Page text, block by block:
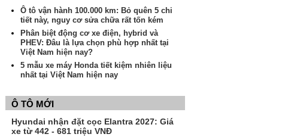
Ô tô vận hành 100.000 km: Bỏ quên 5 chi
tiết này, nguy cơ sửa chữa rất tốn kém
Phân biệt động cơ xe điện, hybrid và
PHEV: Đâu là lựa chọn phù hợp nhất tại
Việt Nam hiện nay?
5 mẫu xe máy Honda tiết kiệm nhiên liệu
nhất tại Việt Nam hiện nay
Ô TÔ MỚI
Hyundai nhận đặt cọc Elantra 2027: Giá
xe từ 442 - 681 triệu VNĐ